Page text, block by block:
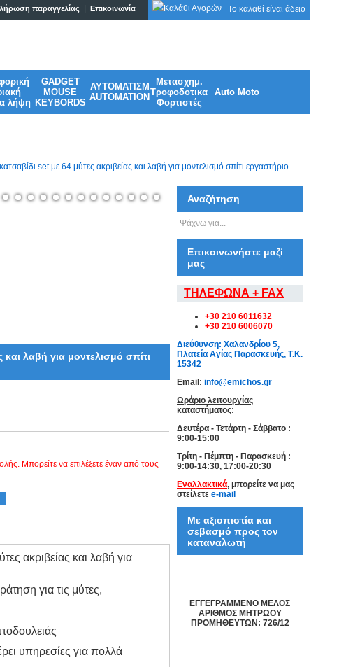
Το καλαθί είναι άδειο
παραγγελίας Επικοινωνία
λήψη
GADGET
MOUSE
KEYBORDS
ΑΥΤΟΜΑΤΙΣΜ
AUTOMATION
Μετασχημ.
Τροφοδοτικα
Φορτιστές
Auto Moto
set με 64 μύτες ακριβείας και λαβή για μοντελισμό σπίτι εργαστήριο
λαβή για μοντελισμό σπίτι
Μπορείτε να επιλέξετε έναν από τους
ακριβείας και λαβή για
για τις μύτες,
υπηρεσίες για πολλά
Αναζήτηση
Επικοινωνήστε μαζί
μας
ΤΗΛΕΦΩΝΑ + FAX
+30 210 6011632
+30 210 6006070
Διεύθυνση: Χαλανδρίου 5,
Πλατεία Αγίας Παρασκευής, Τ.Κ.
15342
Email: info@emichos.gr
Ωράριο λειτουργίας
καταστήματος:
Δευτέρα - Τετάρτη - Σάββατο :
9:00-15:00
Τρίτη - Πέμπτη - Παρασκευή :
9:00-14:30, 17:00-20:30
Εναλλακτικά, μπορείτε να μας
στείλετε e-mail
Με αξιοπιστία και
σεβασμό προς τον
καταναλωτή
ΕΓΓΕΓΡΑΜΜΕΝΟ ΜΕΛΟΣ
ΑΡΙΘΜΟΣ ΜΗΤΡΩΟΥ
ΠΡΟΜΗΘΕΥΤΩΝ: 726/12